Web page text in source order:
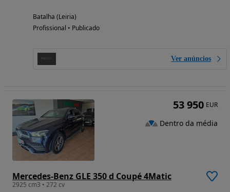
Batalha (Leiria)
Profissional • Publicado
Ver anúncios
Mercedes-Benz GLE 350 d Coupé 4Matic
2925 cm3 • 272 cv
53 950 EUR
Dentro da média